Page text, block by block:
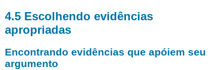
4.5 Escolhendo evidências
apropriadas
Encontrando evidências que apóiem seu
argumento